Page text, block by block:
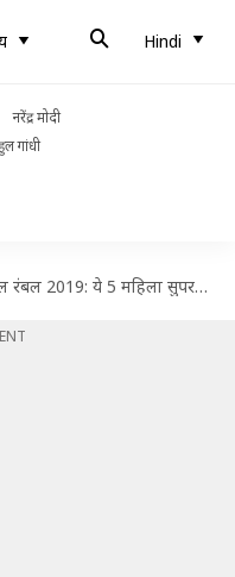
Hindi
नरेंद्र मोदी
गांधी
ये 5 महिला सुपरस्टार्स जीत सकती हैं इस बार विमेंस रॉयल रंबल